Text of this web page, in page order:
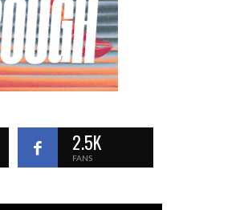
2.5K
FANS